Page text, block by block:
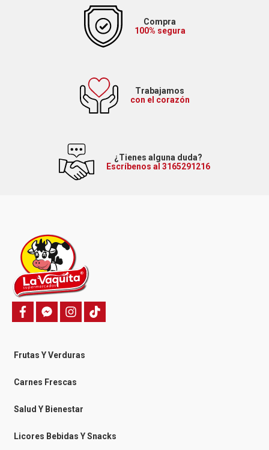
Compra
100% segura
Trabajamos
con el corazón
¿Tienes alguna duda?
Escríbenos al 3165291216
f
a
b
o
f
a
b
o
-
s
s
n
g
i
n
g
m
T
i
Frutas Y Verduras
Carnes Frescas
Salud Y Bienestar
Licores Bebidas Y Snacks